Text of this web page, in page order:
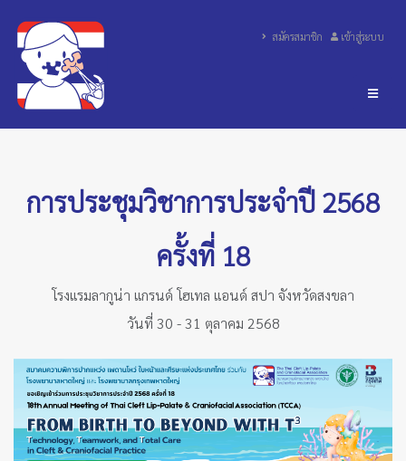
สมัครสมาชิก เข้าสู่ระบบ
การประชุมวิชาการประจำปี 2568
ครั้งที่ 18
โรงแรมลากูน่า แกรนด์ โฮเทล แอนด์ สปา จังหวัดสงขลา
วันที่ 30 - 31 ตุลาคม 2568